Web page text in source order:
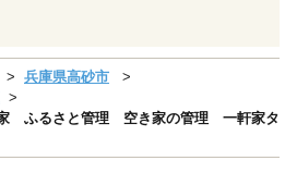
兵庫県高砂市
ふるさと管理 空き家の管理 一軒家タ